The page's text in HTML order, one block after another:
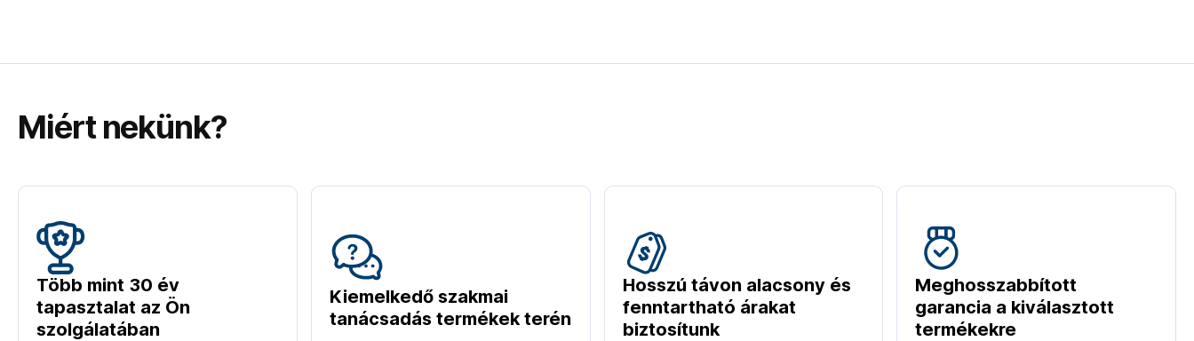
Miért nekünk?
Több mint 30 év
tapasztalat az Ön
szolgálatában
Kiemelkedő szakmai
tanácsadás termékek terén
Hosszú távon alacsony és
fenntartható árakat
biztosítunk
Meghosszabbított
garancia a kiválasztott
termékekre